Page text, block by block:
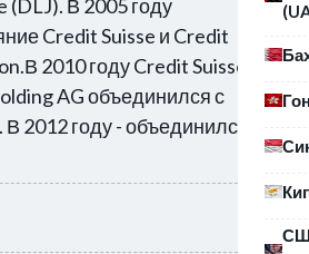
В 2005 году
Credit Suisse и Credit
2010 году Credit Suisse
AG объединился с
2012 году - объединился с